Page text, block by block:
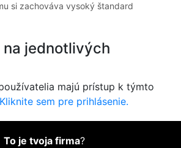
si zachováva vysoký štandard
na jednotlivých
majú prístup k týmto
Kliknite sem pre prihlásenie.
To je tvoja firma?